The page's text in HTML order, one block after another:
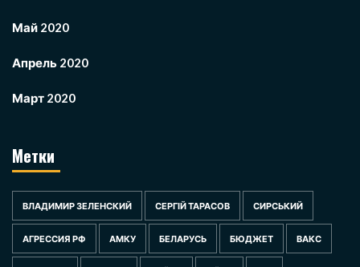
Май 2020
Апрель 2020
Март 2020
Метки
ВЛАДИМИР ЗЕЛЕНСКИЙ СЕРГІЙ ТАРАСОВ СИРСЬКИЙ
АГРЕССИЯ РФ АМКУ БЕЛАРУСЬ БЮДЖЕТ ВАКС